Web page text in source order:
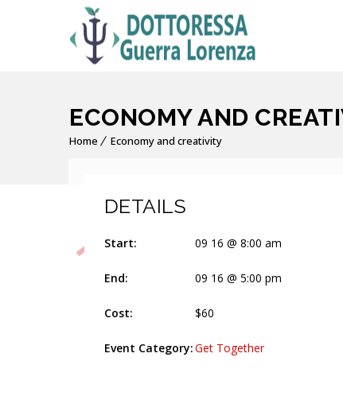
ECONOMY AND
Home Economy and creativity
16
8:00 am - 5:00 pm
DETAILS
Start: 09 16 @ 8:00 am
End: 09 16 @ 5:00 pm
Cost: $60
Event Category:Get Together